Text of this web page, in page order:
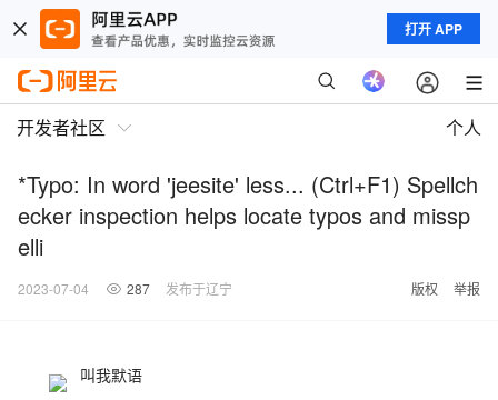
打开 APP
开发者社区 个人
*Typo: In word 'jeesite' less... (Ctrl+F1) Spellch
ecker inspection helps locate typos and missp
elli
2023-07-04 287 发布于辽宁 版权 举报
叫我默语